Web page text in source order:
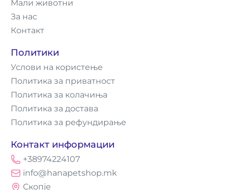
Мали животни
За нас
Контакт
Политики
Услови на користење
Политика за приватност
Политика за колачиња
Политика за достава
Политика за рефундирање
Контакт информации
+38974224107
info@hanapetshop.mk
Скопје